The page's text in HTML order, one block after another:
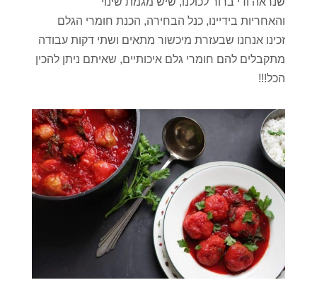
והאחריות בידיינו, כנל הבחירה, הכנת חומרי הגלם
זכינו אנחנו שבעזרת מיכשור מתאים ושתי דקות עבודה
מתקבלים להם חומרי גלם איכותיים, שאיתם ניתן להכין
הכל!!!